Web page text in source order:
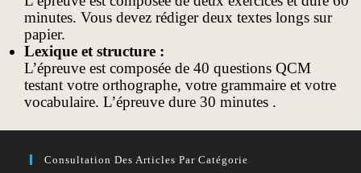
minutes. Vous devez rédiger deux textes longs sur
papier.
Lexique et structure :
L’épreuve est composée de 40 questions QCM
testant votre orthographe, votre grammaire et votre
vocabulaire. L’épreuve dure 30 minutes .
Consultation Des Articles Par Catégorie